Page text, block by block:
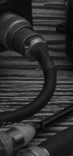
クセサリー